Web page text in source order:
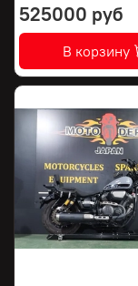
525000 руб
В корзину